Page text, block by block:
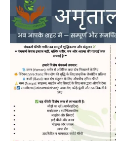
Breaking
News